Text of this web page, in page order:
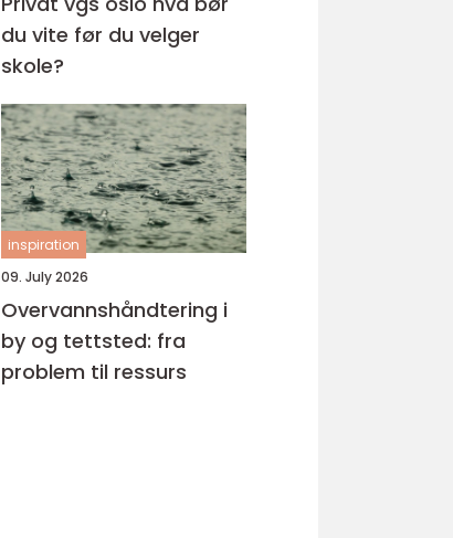
du vite før du velger
skole?
inspiration
09. July 2026
Overvannshåndtering i
by og tettsted: fra
problem til ressurs